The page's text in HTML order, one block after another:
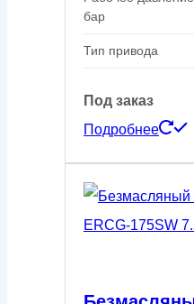
бар
Тип привода
Под заказ
Подробнее